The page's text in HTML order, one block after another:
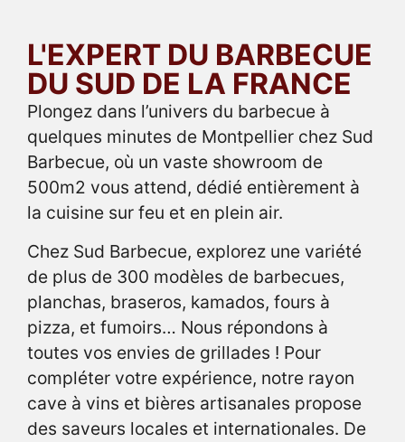
L'EXPERT DU BARBECUE
DU SUD DE LA FRANCE
Plongez dans l’univers du barbecue à
quelques minutes de Montpellier chez Sud
Barbecue, où un vaste showroom de
500m2 vous attend, dédié entièrement à
la cuisine sur feu et en plein air.
Chez Sud Barbecue, explorez une variété
de plus de 300 modèles de barbecues,
planchas, braseros, kamados, fours à
pizza, et fumoirs… Nous répondons à
toutes vos envies de grillades ! Pour
compléter votre expérience, notre rayon
cave à vins et bières artisanales propose
des saveurs locales et internationales. De